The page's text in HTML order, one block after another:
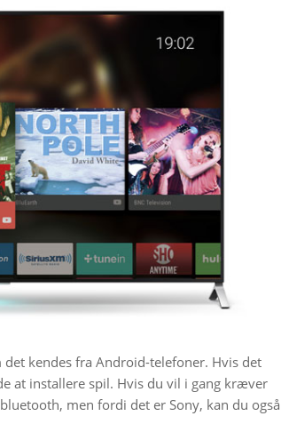
kendes fra Android-telefoner. Hvis det
at installere spil. Hvis du vil i gang kræver
men fordi det er Sony, kan du også